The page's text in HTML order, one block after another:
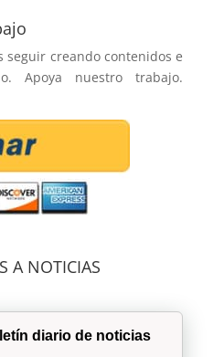
seguir creando contenidos e
Apoya nuestro trabajo.
A NOTICIAS
diario de noticias